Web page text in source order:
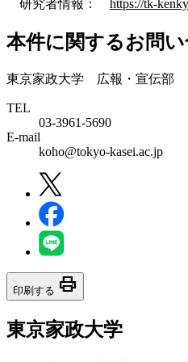
研究者情報： https://tk-
本件に関するお問
東京家政大学 広報・宣伝部
TEL
03-3961-5690
E-mail
koho@tokyo-kasei.ac.jp
印刷する print
東京家政大学